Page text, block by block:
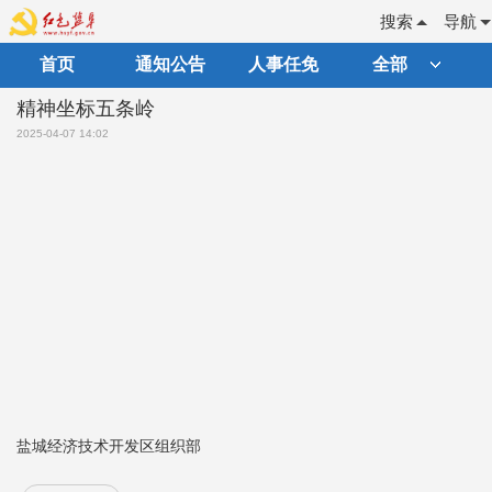
导航
搜索
首页 通知公告 人事任免 全部
精神坐标五条岭
2025-04-07 14:02
盐城经济技术开发区组织部